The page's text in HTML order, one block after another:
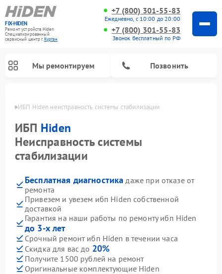
FIX-HIDEN
Ремонт устройств Hiden
Специализированный
cервисный центр г.Курган
+7 (800) 301-55-83
Ежедневно, с 10:00 до 20:00
+7 (800) 301-55-83
Звонок бесплатный по РФ
Мы ремонтируем Позвонить
ИБП Hiden неисправность системы стабилизации
ИБП Hiden
Неисправность системы
стабилизации
Бесплатная диагностика даже при отказе от
ремонта
Привезем и увезем ибп Hiden собственной
доставкой
Гарантия на наши работы по ремонту ибп Hiden
до 3-х лет
Срочный ремонт ибп Hiden в течении часа
Скидка для вас до 20%
Получите 1500 рублей на ремонт
Оригинальные комплектующие Hiden